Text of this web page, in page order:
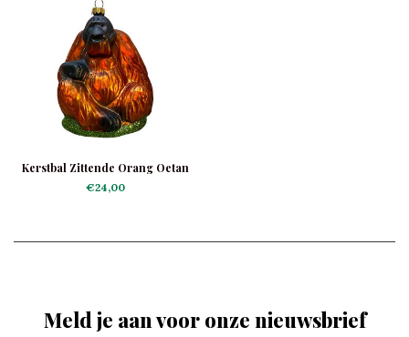
Kerstbal Zittende Orang Oetan
€24,00
Meld je aan voor onze nieuwsbrief